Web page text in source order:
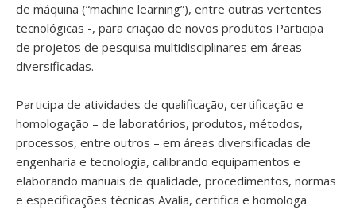
de máquina (“machine learning”), entre outras vertentes
tecnológicas -, para criação de novos produtos Participa
de projetos de pesquisa multidisciplinares em áreas
diversificadas.
Participa de atividades de qualificação, certificação e
homologação – de laboratórios, produtos, métodos,
processos, entre outros – em áreas diversificadas de
engenharia e tecnologia, calibrando equipamentos e
elaborando manuais de qualidade, procedimentos, normas
e especificações técnicas Avalia, certifica e homologa